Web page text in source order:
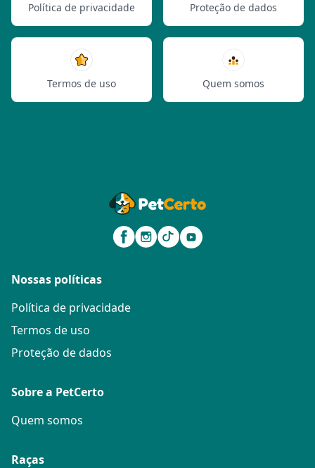
Política de privacidade Proteção de dados
Termos de uso Quem somos
Nossas políticas
Política de privacidade
Termos de uso
Proteção de dados
Sobre a PetCerto
Quem somos
Raças